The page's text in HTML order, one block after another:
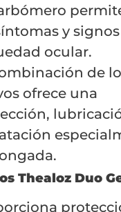
y
ocular.
de
ofrece una
Thealoz Duo